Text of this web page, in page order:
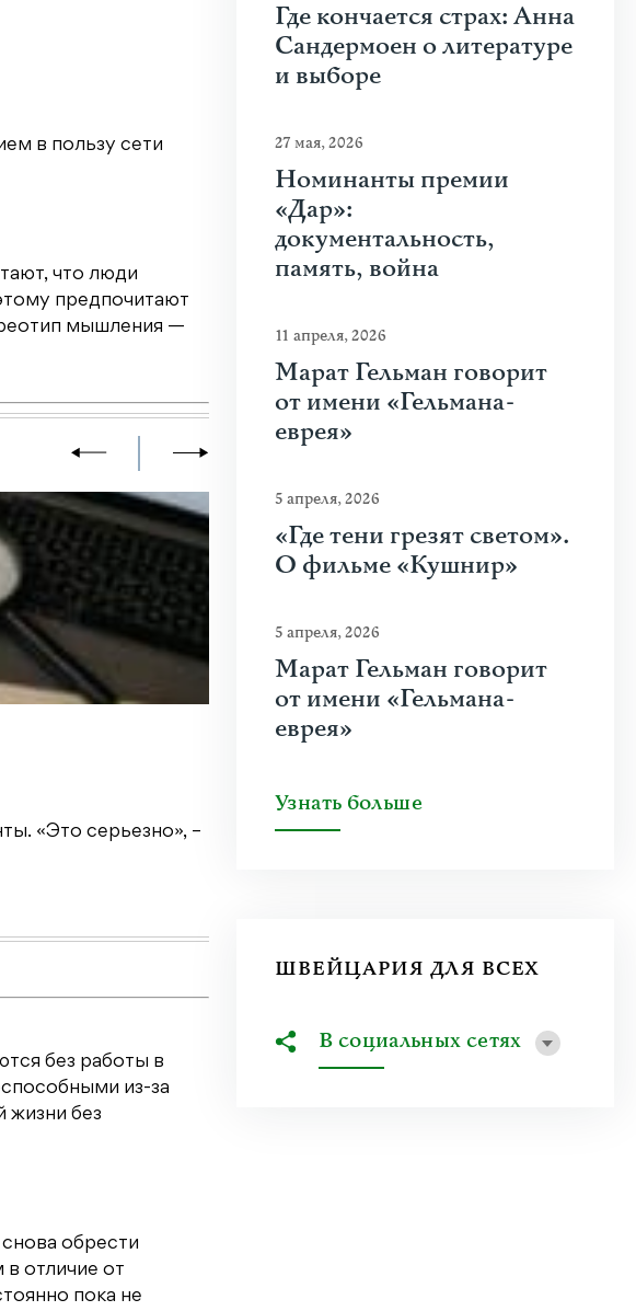
в пользу сети
что люди
предпочитают
мышления —
«Это серьезно», –
28 июня 2026
Швейцария на пороге летних каникул.
без работы в
из-за
жизни без
обрести
отличие от
пока не
Где кончается страх: Анна
Сандермоен о литературе
и выборе
27 мая, 2026
Номинанты премии
«Дар»:
документальность,
память, война
11 апреля, 2026
Марат Гельман говорит
от имени «Гельмана-
еврея»
5 апреля, 2026
«Где тени грезят светом».
О фильме «Кушнир»
5 апреля, 2026
Марат Гельман говорит
от имени «Гельмана-
еврея»
Узнать больше
ШВЕЙЦАРИЯ ДЛЯ ВСЕХ
В социальных сетях